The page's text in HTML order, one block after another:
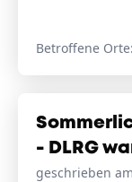
Betroffene Orte:
- DLRG
geschrieben